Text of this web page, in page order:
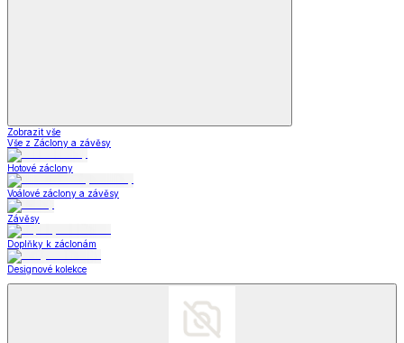
Zobrazit vše
Vše z Záclony a závěsy
Hotové záclony
Voálové záclony a závěsy
Závěsy
Doplňky k záclonám
Designové kolekce